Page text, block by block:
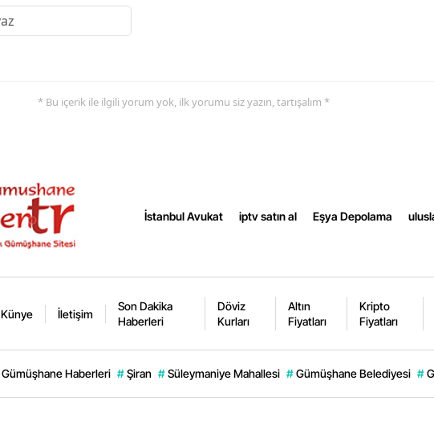
Düzce
* Bu içerik ile ilgili yorum yok, ilk yorumu siz yazın, tartışalım *
İstanbul Avukat iptv satın al Eşya Depolama
Künye İletişim
Son Dakika
Haberleri
Döviz
Kurları
Altın
Fiyatları
Kripto
Fiyatları
Gümüşhane Haberleri # Şiran # Süleymaniye Mahallesi # Gümüşhane Belediyesi #